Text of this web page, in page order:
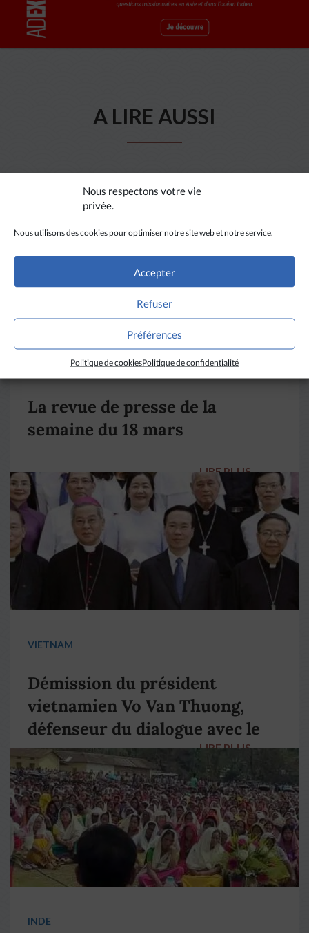
Nous respectons votre vie
privée.
Nous utilisons des cookies pour optimiser notre site web et notre service.
Accepter
Refuser
Préférences
Politique de cookiesPolitique de confidentialité
A LIRE AUSSI
DIVERS HORIZONS
La revue de presse de la
semaine du 18 mars
LIRE PLUS →
VIETNAM
Démission du président
vietnamien Vo Van Thuong,
défenseur du dialogue avec le
pape François
LIRE PLUS →
INDE